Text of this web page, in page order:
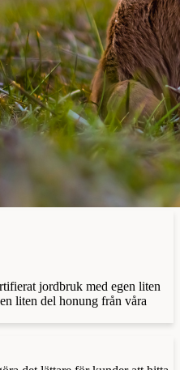
jordbruk med egen liten
liten del honung från våra